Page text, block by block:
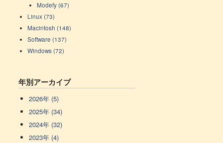
Modefy (67)
Linux (73)
Macintosh (148)
Software (137)
Windows (72)
年別アーカイブ
2026年 (5)
2025年 (34)
2024年 (32)
2023年 (4)